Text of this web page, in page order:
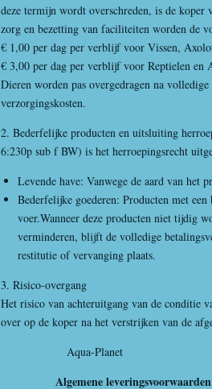
deze termijn wordt overschreden, is de koper
zorg en bezetting van faciliteiten worden de
€ 1,00 per dag per verblijf voor Vissen,
€ 3,00 per dag per verblijf voor Reptielen en
Dieren worden pas overgedragen na
verzorgingskosten.
2. Bederfelijke producten en uitsluiting
6:230p sub f BW) is het herroepingsrecht
Levende have: Vanwege de aard van het
Bederfelijke goederen: Producten met
voer.Wanneer deze producten niet tijdig
verminderen, blijft de volledige
restitutie of vervanging plaats.
3. Risico-overgang
Het risico van achteruitgang van de conditie
over op de koper na het verstrijken van de
Aqua-Planet
Algemene leveringsvoorwaarden